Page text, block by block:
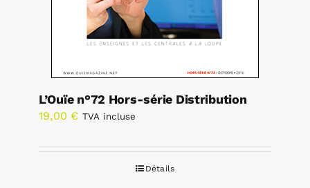
L’Ouïe n°72 Hors-série Distribution
19,00 € TVA incluse
Détails